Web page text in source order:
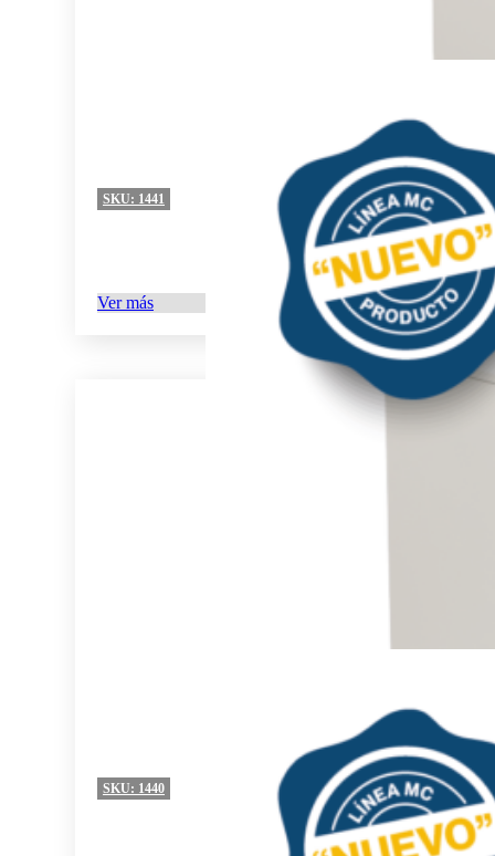
SKU: 1441
Ver más
SKU: 1440